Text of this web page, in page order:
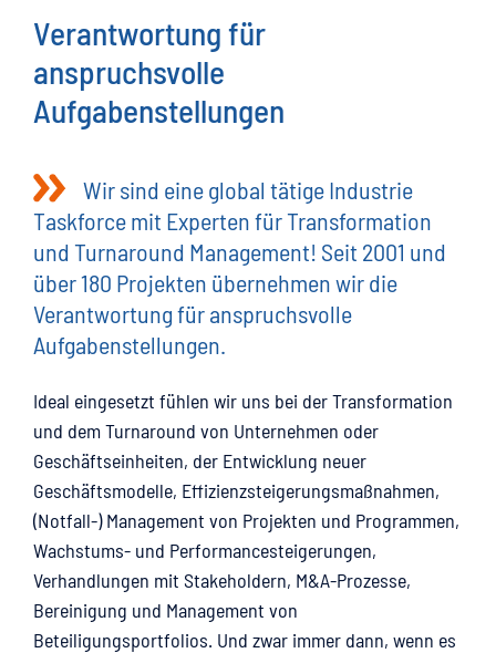
Verantwortung für
anspruchsvolle
Aufgabenstellungen
Wir sind eine global tätige Industrie
Taskforce mit Experten für Transformation
und Turnaround Management! Seit 2001 und
über 180 Projekten übernehmen wir die
Verantwortung für anspruchsvolle
Aufgabenstellungen.
Ideal eingesetzt fühlen wir uns bei der Transformation
und dem Turnaround von Unternehmen oder
Geschäftseinheiten, der Entwicklung neuer
Geschäftsmodelle, Effizienzsteigerungsmaßnahmen,
(Notfall-) Management von Projekten und Programmen,
Wachstums- und Performancesteigerungen,
Verhandlungen mit Stakeholdern, M&A-Prozesse,
Bereinigung und Management von
Beteiligungsportfolios. Und zwar immer dann, wenn es